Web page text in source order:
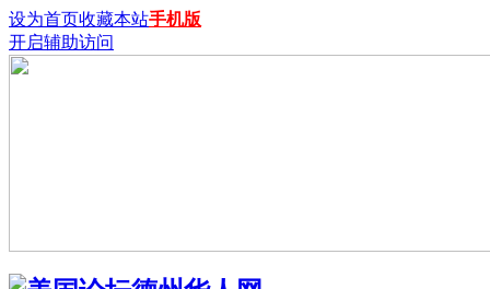
设为首页收藏本站手机版
开启辅助访问